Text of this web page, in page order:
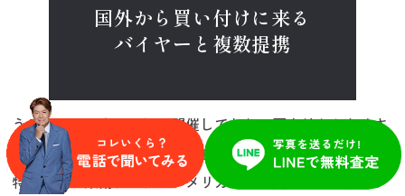
国外から買い付けに来る
バイヤーと複数提携
うるココは独自の市場を開催しており、国内外からたくさ
んのバイヤーが買い付けにきます。
特に中国・東南アジア・アメリカからの買い付けが多くブ